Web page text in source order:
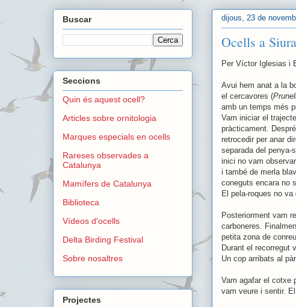
dijous, 23 de
Ocells a
Per Víctor Iglesias i
Avui hem anat a la
el cercavores (
amb un temps més
Vam iniciar el
pràcticament.
retrocedir per anar
separada del
inici no vam
i també de merla
coneguts encara no
El pela-roques no va
Posteriorment vam
carboneres.
petita zona de
Durant el recorregut
Un cop arribats al
Vam agafar el cotxe
vam veure i sentir.
Buscar
Seccions
Quin és aquest ocell?
Articles sobre ornitologia
Marques especials en ocells
Rareses observades a
Catalunya
Mamífers de Catalunya
Biblioteca
Vídeos d'ocells
Delta Birding Festival
Sobre nosaltres
Projectes